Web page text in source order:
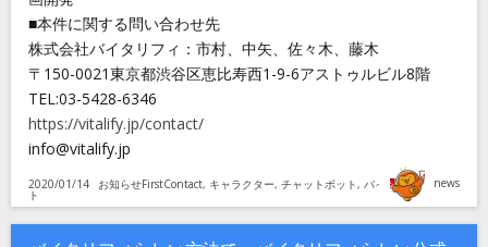
■本件に関する問い合わせ先
株式会社バイタリフィ：市村、中矢、佐々木、藤木
〒150-0021東京都渋谷区恵比寿西1-9-6アストゥルビル8階
TEL:03-5428-6346
https://vitalify.jp/contact/
info@vitalify.jp
稿
news
投
稿
日:
2020/01/14 カ
テ
ゴ
ー
お知らせタFirstContact, キャラクター, チャットボット, バイタリフィ ,ボッ
ト